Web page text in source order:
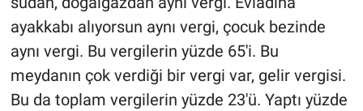
ayakkabı alıyorsun aynı vergi, çocuk bezinde
aynı vergi. Bu vergilerin yüzde 65'i. Bu
meydanın çok verdiği bir vergi var, gelir vergisi.
Bu da toplam vergilerin yüzde 23'ü. Yaptı yüzde